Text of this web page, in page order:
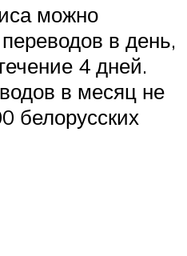
можно
в день,
4 дней.
в месяц не
белорусских